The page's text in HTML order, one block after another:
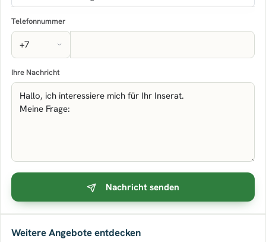
Telefonnummer
Ihre Nachricht
Nachricht senden
Weitere Angebote entdecken